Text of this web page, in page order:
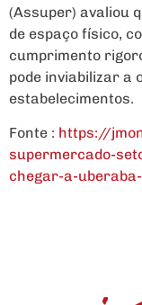
(Assuper) avaliou
de espaço físico,
cumprimento
pode inviabilizar a
estabelecimentos.
Fonte : https://
supermercado-
chegar-a-